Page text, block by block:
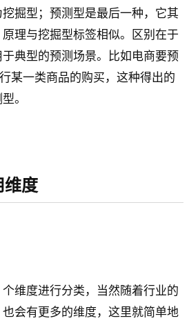
掘型；预测型是最后一种，它其
理与挖掘型标签相似。区别在于
典型的预测场景。比如电商要预
某一类商品的购买，这种得出的
。
维度
维度进行分类，当然随着行业的
会有更多的维度，这里就简单地